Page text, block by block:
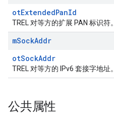
otExtendedPanId
TREL 对等方的扩展 PAN 标识符。
mSockAddr
otSockAddr
TREL 对等方的 IPv6 套接字地址。
公共属性